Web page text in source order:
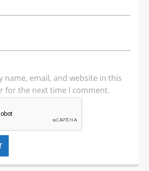
name, email, and website in this
for the next time I comment.